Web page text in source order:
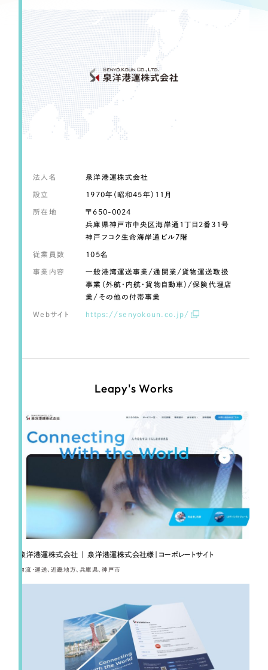
Service
サービス紹介
一過性の広告に頼らず、
「仕組み」と「ノウハウ」
を残す資産型DX支援をご提供します
マーケティングDX支援
Webサイト制作
採用サイト制作
ECサイト制作
リープ・プロジェクト／マーケティング代行
SEO対策によるアクセス獲得、反響獲得などの"Webマーケティング"から、
ライン領域のマーケティングまでまるっと代行
採用DX支援
リープ・リクルーティング／ 採用業務代行
求人票作成・面接など各種業務代行、採用の仕組み作り支援
リープ・キャリア
カイゼンDX支援
日報ツールで案件ごとの営業利益をリアルタイムに可視化
ブランドサイト制作
ブランディング支援
制作実績
すべて （624件）
コーポレート・企業サイト
ブランドサイト・サービスサイト
ポータルサイト・メディアサイト
キャンペーン・プロモーションサイト （12件）
ブランディング（ロゴ・印刷物） （90件）
オプションサービス
お客様インタビュー
リープ・プロジェクト
リープ・リクルーティング
「採用強化」を目的とした採用業務代行
その他のサービス
プライバシーポリシー 情報セキュリティ方針
サイトマップ
法人名 泉洋港運株式会社
設立 1970年（昭和45年）11月
所在地
〒650-0024
兵庫県神戸市中央区海岸通1丁目2番31号
神戸フコク生命海岸通ビル7階
従業員数 105名
事業内容
一般港湾運送事業/通関業/貨物運送取扱
事業（外航・内航・貨物自動車）/保険代理店
業/その他の付帯事業
Webサイト https://senyokoun.co.jp/
Leapy's Works
泉洋港運株式会社 | 泉洋港運株式会社様｜コーポレートサイト
物流・運送 近畿地方 兵庫県 神戸市